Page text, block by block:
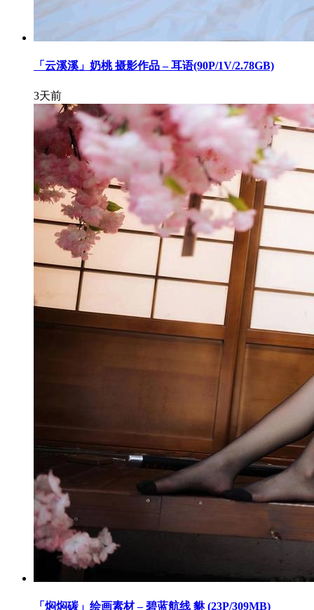
「云溪溪」奶桃 摄影作品 – 耳语(90P/1V/2.78GB)
3天前
「焖焖碳」绘画素材 – 碧蓝航线 貅 (23P/309MB)